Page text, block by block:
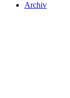
Archiv